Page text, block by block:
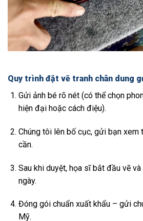
Quy trình đặt vẽ tranh chân dung
Gửi ảnh bé rõ nét (có thể chọn
hiện đại hoặc cách điệu).
Chúng tôi lên bố cục, gửi bạn xem
cần.
Sau khi duyệt, họa sĩ bắt đầu vẽ
ngày.
Đóng gói chuẩn xuất khẩu – gửi
Mỹ.